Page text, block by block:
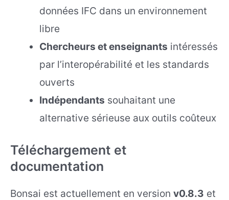
données IFC dans un environnement
libre
Chercheurs et enseignants intéressés
par l’interopérabilité et les standards
ouverts
Indépendants souhaitant une
alternative sérieuse aux outils coûteux
Téléchargement et
documentation
Bonsai est actuellement en version v0.8.3 et